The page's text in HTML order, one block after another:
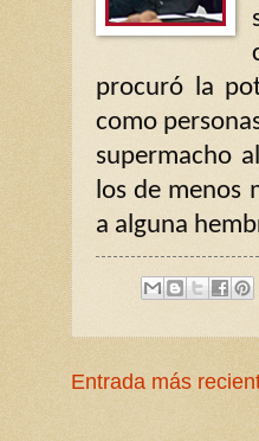
procuró la
como
supermacho
los de menos
a alguna
Entrada más